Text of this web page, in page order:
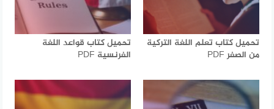
تحميل كتاب تعلم اللغة التركية
من الصفر PDF
تحميل كتاب قواعد اللغة
الفرنسية PDF